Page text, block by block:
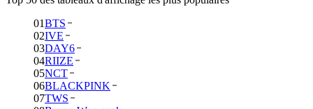
01BTS
02IVE
03DAY6
04RIIZE
05NCT
06BLACKPINK
07TWS